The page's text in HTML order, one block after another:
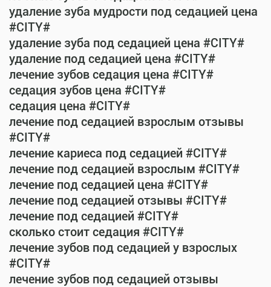
удаление зуба мудрости под седацией цена
#CITY#
удаление зуба под седацией цена #CITY#
удаление под седацией цена #CITY#
лечение зубов седация цена #CITY#
седация зубов цена #CITY#
седация цена #CITY#
лечение под седацией взрослым отзывы
#CITY#
лечение кариеса под седацией #CITY#
лечение под седацией взрослым #CITY#
лечение под седацией цена #CITY#
лечение под седацией отзывы #CITY#
лечение под седацией #CITY#
сколько стоит седация #CITY#
лечение зубов под седацией у взрослых
#CITY#
лечение зубов под седацией отзывы